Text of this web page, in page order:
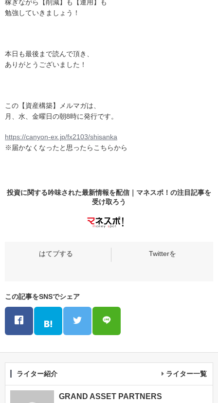
稼ぎながら【削減】も【運用】も
勉強していきましょう！
本日も最後まで読んで頂き、
ありがとうございました！
この【資産構築】メルマガは、
月、水、金曜日の朝8時に発行です。
https://canyon-ex.jp/fx2103/shisanka
※届かなくなったと思ったらこちらから
投資に関する吟味された最新情報を配信｜マネスポ！の注目記事を
受け取ろう
この記事をSNSでシェア
ライター紹介 ライター一覧
GRAND ASSET PARTNERS